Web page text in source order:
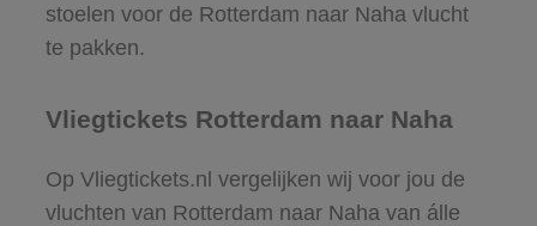
stoelen voor de Rotterdam naar Naha vlucht
te pakken.
Vliegtickets Rotterdam naar Naha
Op Vliegtickets.nl vergelijken wij voor jou de
vluchten van Rotterdam naar Naha van álle